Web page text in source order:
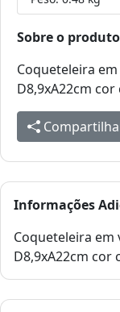
Sobre o produto
Coqueteleira
D8,9xA22cm
Informações
Coqueteleira em
D8,9xA22cm cor